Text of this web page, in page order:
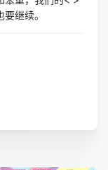
继续。